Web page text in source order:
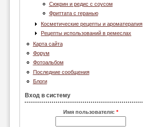
Сюкрин и редис с соусом
Фриттата с геранью
Косметические рецепты и ароматерапия
Рецепты использований в ремеслах
Карта сайта
Форум
Фотоальбом
Последние сообщения
Блоги
Вход в систему
Имя пользователя: *